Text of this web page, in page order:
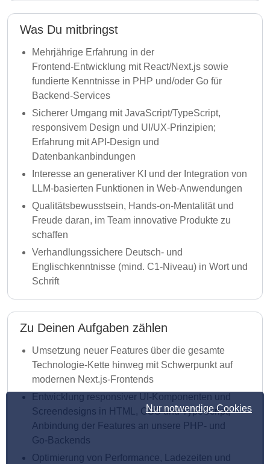
Nur notwendige Cookies
Was Du mitbringst
Mehrjährige Erfahrung in der
Frontend‑Entwicklung mit React/Next.js sowie
fundierte Kenntnisse in PHP und/oder Go für
Backend‑Services
Sicherer Umgang mit JavaScript/TypeScript,
responsivem Design und UI/UX‑Prinzipien;
Erfahrung mit API‑Design und
Datenbankanbindungen
Interesse an generativer KI und der Integration von
LLM‑basierten Funktionen in Web‑Anwendungen
Qualitätsbewusstsein, Hands‑on‑Mentalität und
Freude daran, im Team innovative Produkte zu
schaffen
Verhandlungssichere Deutsch‑ und
Englischkenntnisse (mind. C1-Niveau) in Wort und
Schrift
Zu Deinen Aufgaben zählen
Umsetzung neuer Features über die gesamte
Technologie‑Kette hinweg mit Schwerpunkt auf
modernen Next.js‑Frontends
Entwicklung responsiver UI‑Komponenten und
Screendesigns in HTML, CSS und TypeScript;
Anbindung der Features an unsere PHP‑ und
Go‑Backends
Optimierung von Performance, Ladezeiten und